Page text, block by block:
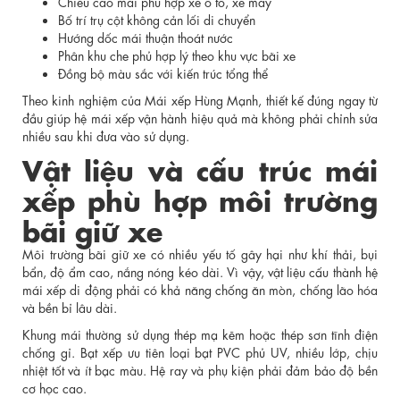
Bố trí trụ cột không cản lối di chuyển
Hướng dốc mái thuận thoát nước
Phân khu che phủ hợp lý theo khu vực bãi xe
Đồng bộ màu sắc với kiến trúc tổng thể
Theo kinh nghiệm của Mái xếp Hùng Mạnh, thiết kế đúng ngay từ
đầu giúp hệ mái xếp vận hành hiệu quả mà không phải chỉnh sửa
nhiều sau khi đưa vào sử dụng.
Vật liệu và cấu trúc mái
xếp phù hợp môi trường
bãi giữ xe
Môi trường bãi giữ xe có nhiều yếu tố gây hại như khí thải, bụi
bẩn, độ ẩm cao, nắng nóng kéo dài. Vì vậy, vật liệu cấu thành hệ
mái xếp di động phải có khả năng chống ăn mòn, chống lão hóa
và bền bỉ lâu dài.
Khung mái thường sử dụng thép mạ kẽm hoặc thép sơn tĩnh điện
chống gỉ. Bạt xếp ưu tiên loại bạt PVC phủ UV, nhiều lớp, chịu
nhiệt tốt và ít bạc màu. Hệ ray và phụ kiện phải đảm bảo độ bền
cơ học cao.